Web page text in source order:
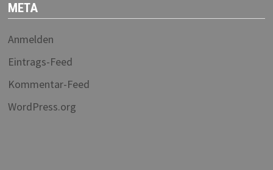
META
Anmelden
Eintrags-Feed
Kommentar-Feed
WordPress.org